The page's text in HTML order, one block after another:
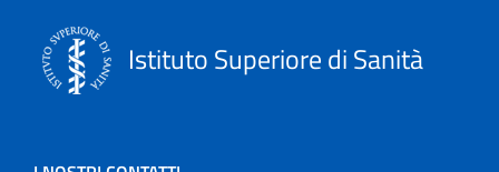
Istituto Superiore di Sanità